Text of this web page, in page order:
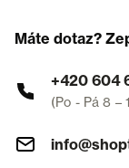
Máte dotaz?
+420 604
(Po - Pá 8 –